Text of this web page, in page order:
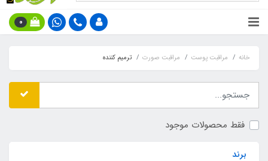
0
خانه مراقبت پوست مراقبت صورت ترمیم کننده
فقط محصولات موجود
برند